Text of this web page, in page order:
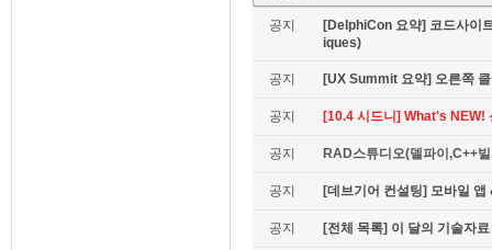
공지
[DelphiCon 요약] 코드사이
iques)
공지 [UX Summit 요약] 오른쪽
공지 [10.4 시드니] What's NEW!
공지 RAD스튜디오(델파이,C++
공지 [데브기어 컨설팅] 모바일
공지 [전체 목록] 이 달의 기술자